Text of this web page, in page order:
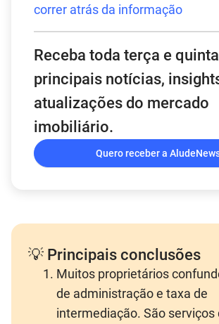
correr atrás da informação
Receba toda terça e
principais notícias,
atualizações do mercado
imobiliário.
Quero receber a
💡 Principais conclusões
Muitos proprietários
de administração e taxa de
intermediação. São